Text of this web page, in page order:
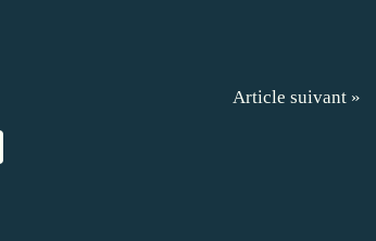
Article suivant »